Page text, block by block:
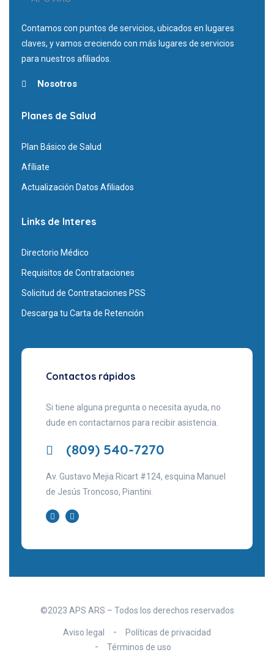
Contamos con puntos de servicios, ubicados en lugares
claves, y vamos creciendo con más lugares de servicios
para nuestros afiliados.
Nosotros
Planes de Salud
Plan Básico de Salud
Afíliate
Actualización Datos Afiliados
Links de Interes
Directorio Médico
Requisitos de Contrataciones
Solicitud de Contrataciones PSS
Descarga tu Carta de Retención
Contactos rápidos
Si tiene alguna pregunta o necesita ayuda, no
dude en contactarnos para recibir asistencia.
(809) 540-7270
Av. Gustavo Mejia Ricart #124, esquina Manuel
de Jesús Troncoso, Piantini.
©2023 APS ARS – Todos los derechos reservados
Aviso legal
Políticas de privacidad
Términos de uso